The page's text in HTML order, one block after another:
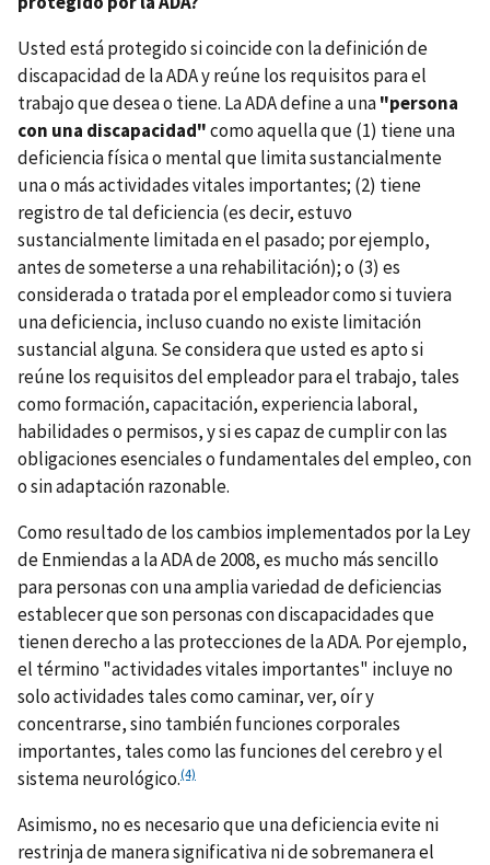
Usted está protegido si coincide con la definición de
discapacidad de la ADA y reúne los requisitos para el
trabajo que desea o tiene. La ADA define a una"persona
con una discapacidad"como aquella que (1) tiene una
deficiencia física o mental que limita sustancialmente
una o más actividades vitales importantes; (2) tiene
registro de tal deficiencia (es decir, estuvo
sustancialmente limitada en el pasado; por ejemplo,
antes de someterse a una rehabilitación); o (3) es
considerada o tratada por el empleador como si tuviera
una deficiencia, incluso cuando no existe limitación
sustancial alguna. Se considera que usted es apto si
reúne los requisitos del empleador para el trabajo, tales
como formación, capacitación, experiencia laboral,
habilidades o permisos, y si es capaz de cumplir con las
obligaciones esenciales o fundamentales del empleo, con
o sin adaptación razonable.
Como resultado de los cambios implementados por la Ley
de Enmiendas a la ADA de 2008, es mucho más sencillo
para personas con una amplia variedad de deficiencias
establecer que son personas con discapacidades que
tienen derecho a las protecciones de la ADA. Por ejemplo,
el término "actividades vitales importantes" incluye no
solo actividades tales como caminar, ver, oír y
concentrarse, sino también funciones corporales
importantes, tales como las funciones del cerebro y el
sistema neurológico.(4)
Asimismo, no es necesario que una deficiencia evite ni
restrinja de manera significativa ni de sobremanera el